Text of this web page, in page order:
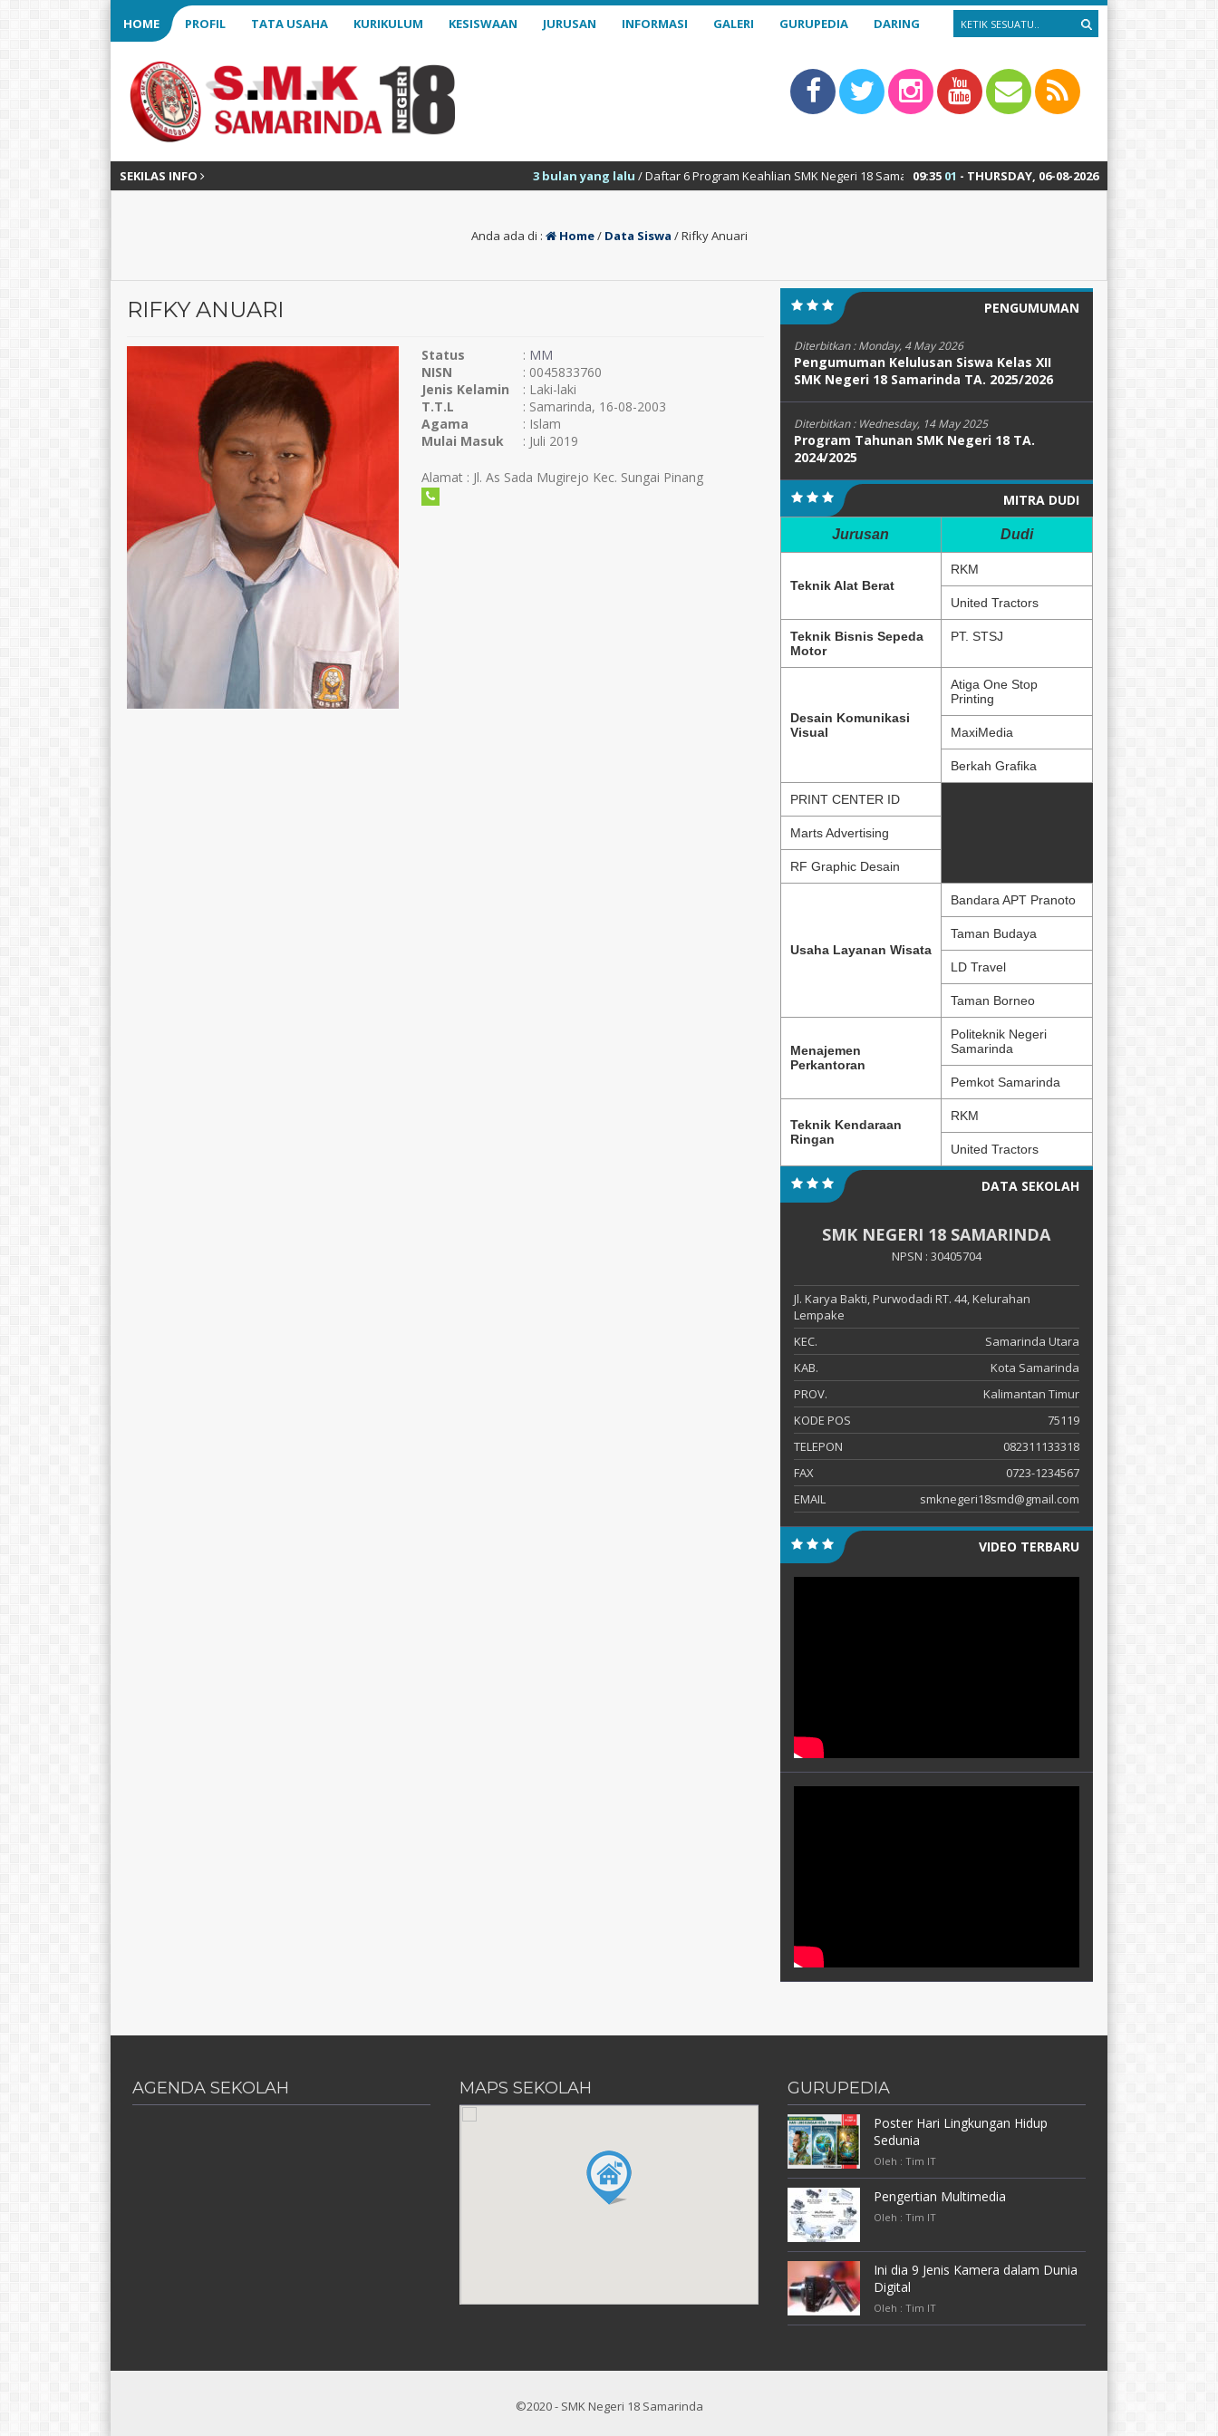
HOME PROFIL TATA USAHA KURIKULUM KESISWAAN JURUSAN INFORMASI GALERI GURUPEDIA DARING
SEKILAS INFO 09:35 02 - THURSDAY, 06-08-2026
3 bulan yang lalu/ Daftar 6 Program Keahlian SMK Negeri 18 Samarinda : Teknik Alat Berat – Teknik Sepeda Motor – Teknik
Anda ada di : Home/ Data Siswa /Rifky Anuari
RIFKY ANUARI
Status : MM
NISN
: 0045833760
Jenis Kelamin
: Laki-laki
T.T.L
: Samarinda, 16-08-2003
Agama
: Islam
Mulai Masuk
: Juli 2019
Alamat : Jl. As Sada Mugirejo Kec. Sungai Pinang
PENGUMUMAN
Diterbitkan :Monday, 4 May 2026
Pengumuman Kelulusan Siswa Kelas XII
SMK Negeri 18 Samarinda TA. 2025/2026
Diterbitkan : Wednesday, 14 May 2025
Program Tahunan SMK Negeri 18 TA.
2024/2025
MITRA DUDI
Jurusan Dudi
Teknik Alat Berat
RKM
United Tractors
Teknik Bisnis Sepeda
Motor
PT. STSJ
Desain Komunikasi
Visual
Atiga One Stop
Printing
MaxiMedia
Berkah Grafika
PRINT CENTER ID
Marts Advertising
RF Graphic Desain
Usaha Layanan Wisata
Bandara APT Pranoto
Taman Budaya
LD Travel
Taman Borneo
Menajemen
Perkantoran
Politeknik Negeri
Samarinda
Pemkot Samarinda
Teknik Kendaraan
Ringan
RKM
United Tractors
DATA SEKOLAH
SMK NEGERI 18 SAMARINDA
NPSN : 30405704
Jl. Karya Bakti, Purwodadi RT. 44, Kelurahan
Lempake
KEC.
Samarinda Utara
KAB.
Kota Samarinda
PROV.
Kalimantan Timur
KODE POS
75119
TELEPON
082311133318
FAX
0723-1234567
EMAIL
smknegeri18smd@gmail.com
VIDEO TERBARU
AGENDA SEKOLAH MAPS SEKOLAH GURUPEDIA
Poster Hari Lingkungan Hidup
Sedunia
Oleh : Tim IT
Pengertian Multimedia
Oleh : Tim IT
Ini dia 9 Jenis Kamera dalam Dunia
Digital
Oleh : Tim IT
©2020 - SMK Negeri 18 Samarinda